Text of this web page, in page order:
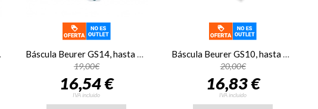
19,00€
16,54 €
IVA incluido
20,00€
16,83 €
IVA incluido